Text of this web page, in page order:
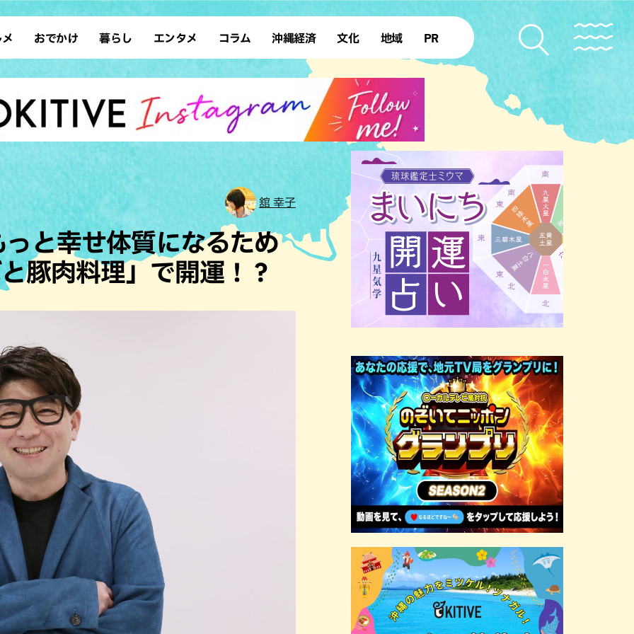
ン 沖縄そば
ウト カフェ
和食・日本料理
アジア・エスニック
フレンチ
・焼肉 焼鳥・串料理
肉料理 居酒屋・バー
イキング
ガー
おでかけ
デート ドライブ
散歩 ソロ活
レジャー
ショッピング
サウナ 公園
沖縄の海
暮らし
レシピ SDGs
ファッション ローカルニュース
沖縄移住 沖縄旧暦行事
エンタメ
スポーツ 占い
タレント・芸人 テレビ
コラム 沖縄経済 文化
復帰50年
地域
本島北部
本島南部 先島諸島
北部離島
PR
舘 幸子
と幸せ体質になるため
豚肉料理」で開運！？